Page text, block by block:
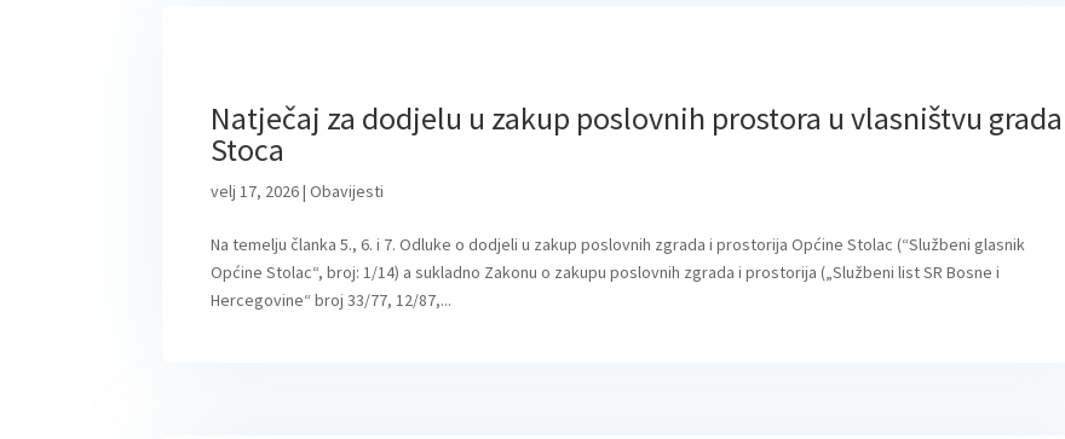
Natječaj za dodjelu u zakup poslovnih prostora u vlasništvu grada
Stoca
velj 17, 2026|Obavijesti
Na temelju članka 5., 6. i 7. Odluke o dodjeli u zakup poslovnih zgrada i prostorija Općine Stolac (“Službeni glasnik
Općine Stolac“, broj: 1/14) a sukladno Zakonu o zakupu poslovnih zgrada i prostorija („Službeni list SR Bosne i
Hercegovine“ broj 33/77, 12/87,...